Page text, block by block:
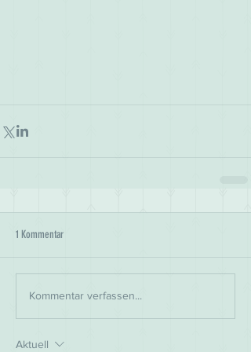
1 Kommentar
Kommentar verfassen...
Aktuell